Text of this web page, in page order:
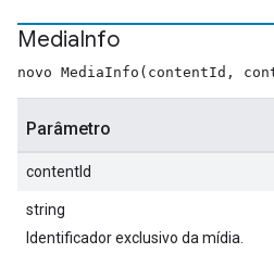
MediaInfo
novo MediaInfo(contentId,
Parâmetro
contentId
string
Identificador exclusivo da mídia.